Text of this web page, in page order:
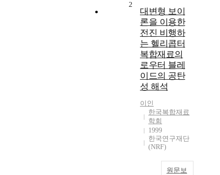
2
대변형 보이
론을 이용한
전진 비행하
는 헬리콥터
복합재료의
로우터 블레
이드의 공탄
성 해석
이인
한국복합재료
학회
1999
한국연구재단
(NRF)
원문보